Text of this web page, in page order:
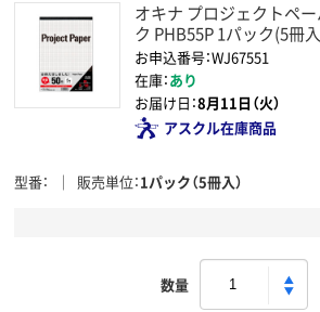
オキナ プロジェクトペ
ク PHB55P 1パック(5冊
お申込番号：WJ67551
在庫：あり
お届け日：8月11日（火）
アスクル在庫商品
型番 販売単位 1パック（5冊入）
数量